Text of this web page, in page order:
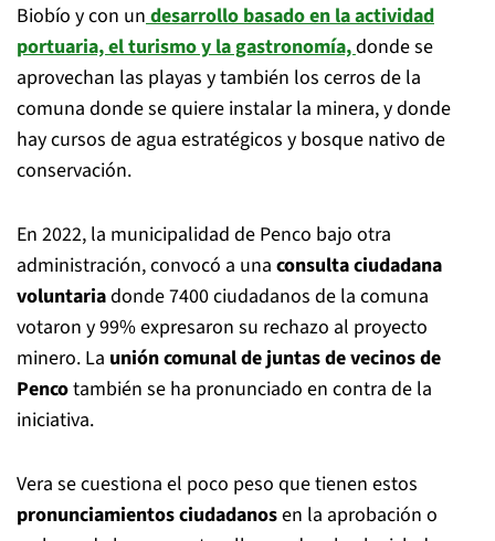
Biobío y con un desarrollo basado en la actividad
portuaria, el turismo y la gastronomía,donde se
aprovechan las playas y también los cerros de la
comuna donde se quiere instalar la minera, y donde
hay cursos de agua estratégicos y bosque nativo de
conservación.
En 2022, la municipalidad de Penco bajo otra
administración, convocó a una consulta ciudadana
voluntariadonde 7400 ciudadanos de la comuna
votaron y 99% expresaron su rechazo al proyecto
minero. La unión comunal de juntas de vecinos de
Pencotambién se ha pronunciado en contra de la
iniciativa.
Vera se cuestiona el poco peso que tienen estos
pronunciamientos ciudadanosen la aprobación o